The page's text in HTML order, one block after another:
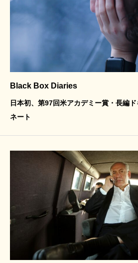
Black Box Diaries
日本初、第97回米アカデミー賞・長編
ネート